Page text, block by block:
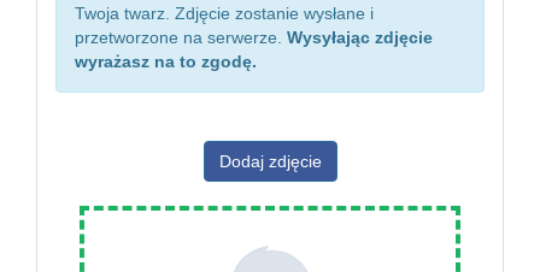
Twoja twarz. Zdjęcie zostanie wysłane i
przetworzone na serwerze. Wysyłając zdjęcie
wyrażasz na to zgodę.
Dodaj zdjęcie